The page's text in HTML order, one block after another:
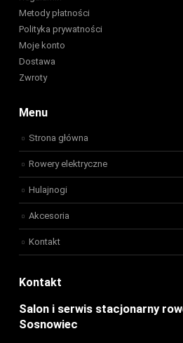
Metody płatności
Polityka prywatności
Moje konto
Dostawa
Zwroty
Menu
Strona główna
Rowery elektryczne
Hulajnogi
Akcesoria
Kontakt
Kontakt
Salon i serwis stacjonarny
Sosnowiec